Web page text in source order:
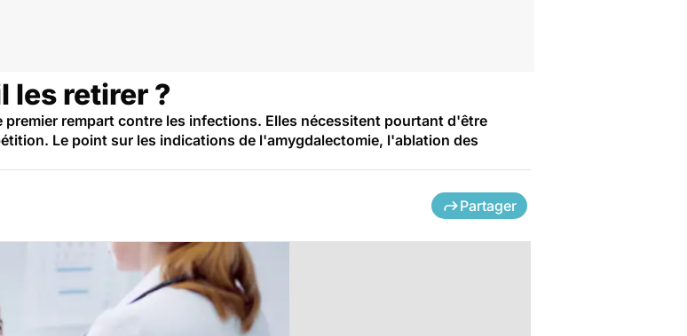
les retirer ?
premier rempart contre les infections. Elles nécessitent pourtant d'être
Le point sur les indications de l'amygdalectomie, l'ablation des
Partager